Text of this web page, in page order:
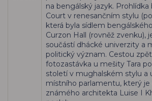
na bengálský jazyk.
Court v renesančním stylu
která byla sídlem
Curzon Hall (rovněž zvenku),
součástí dhácké univerzity a
politický význam. Cestou
fotozastávka u mešity Tara
století v mughalském stylu a
místního parlamentu, který
známého architekta Luise I